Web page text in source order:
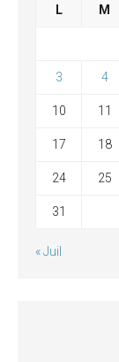
L M
3 4
10 11
17 18
24 25
31
« Juil